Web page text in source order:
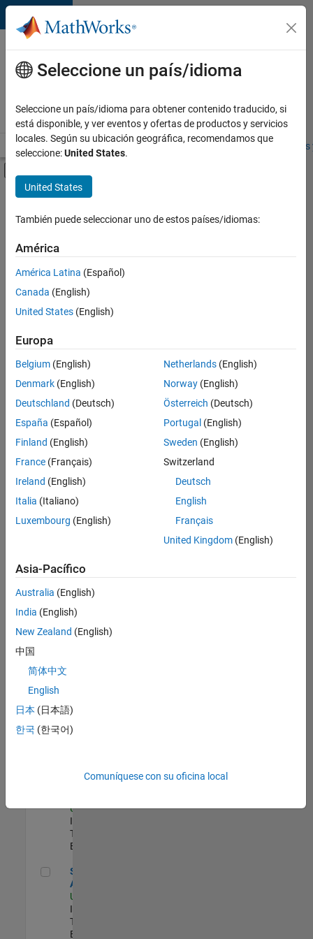
Saltar al contenido
Ofertas
de
empleo
MathWorks
Visión general Búsqueda de empleo Oficinas locales
Contenido principal
FILTRADO POR
Release Engineering
Education Marketing
Industry Marketing
Ordenar por
Guardar
empleos
seleccionados
No se
han
traducido
todos
los
empleos.
Busque
por
ubicación
todos
empleos
en su
zona.
Oil & Gas Industry Manager
US-TX-Plano
Marketing |
Principal
IAM/AD
US-MA-Natick|
Information
Technology |
Experimentado
Senior CRM Analyst
Senior CRM
Analyst
US-MA-Natick
Information
Technology |
Experimentado
Seleccione un país/idioma
Seleccione un país/idioma para obtener contenido traducido, si
está disponible, y ver eventos y ofertas de productos y servicios
locales. Según su ubicación geográfica, recomendamos que
seleccione:United States.
United States
También puede seleccionar uno de estos países/idiomas:
América
América Latina (Español)
Canada (English)
United States (English)
Europa
Belgium (English)
Denmark (English)
Deutschland (Deutsch)
España (Español)
Finland (English)
France (Français)
Ireland (English)
Italia (Italiano)
Luxembourg (English)
Netherlands(English)
Norway(English)
Österreich (Deutsch)
Portugal (English)
Sweden (English)
Switzerland
Deutsch
English
Français
United Kingdom(English)
Asia-Pacífico
Australia (English)
India (English)
New Zealand (English)
中国
简体中文
English
日本 (日本語)
한국 (한국어)
Comuníquese con su oficina local